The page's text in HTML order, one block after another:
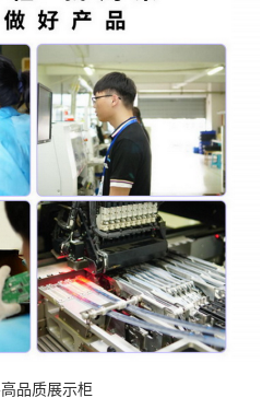
品质展示柜